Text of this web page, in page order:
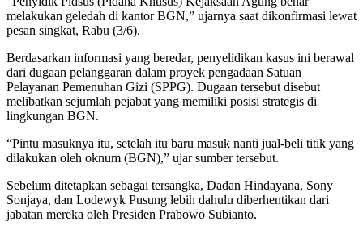
melakukan geledah di kantor BGN,” ujarnya saat dikonfirmasi lewat
pesan singkat, Rabu (3/6).
Berdasarkan informasi yang beredar, penyelidikan kasus ini berawal
dari dugaan pelanggaran dalam proyek pengadaan Satuan
Pelayanan Pemenuhan Gizi (SPPG). Dugaan tersebut disebut
melibatkan sejumlah pejabat yang memiliki posisi strategis di
lingkungan BGN.
“Pintu masuknya itu, setelah itu baru masuk nanti jual-beli titik yang
dilakukan oleh oknum (BGN),” ujar sumber tersebut.
Sebelum ditetapkan sebagai tersangka, Dadan Hindayana, Sony
Sonjaya, dan Lodewyk Pusung lebih dahulu diberhentikan dari
jabatan mereka oleh Presiden Prabowo Subianto.